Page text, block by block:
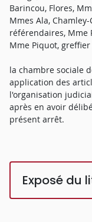
Barincou, Flores,
Mmes Ala,
référendaires, Mme
Mme Piquot,
la chambre sociale
application des
l'organisation
après en avoir
présent arrêt.
Exposé du